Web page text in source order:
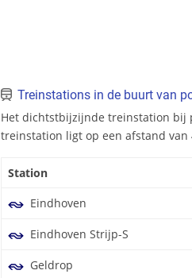
Treinstations in de buurt van
Het dichtstbijzijnde treinstation bij
treinstation ligt op een afstand van
Station
Eindhoven
Eindhoven Strijp-S
Geldrop